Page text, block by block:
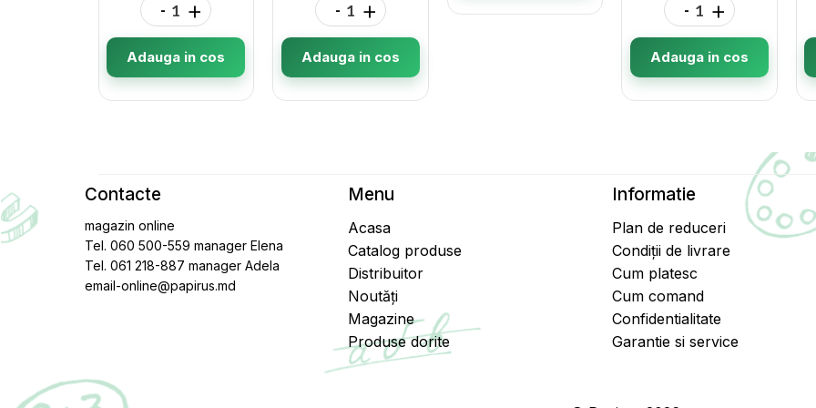
- +
Adauga in cos
- +
Adauga in cos
- +
Adauga in cos
Contacte
magazin online
Tel. 060 500-559 manager Elena
Tel. 061 218-887 manager Adela
email-online@papirus.md
Menu
Acasa
Catalog produse
Distribuitor
Noutăți
Magazine
Produse dorite
Informatie
Plan de reduceri
Condiții de livrare
Cum platesc
Cum comand
Confidentialitate
Garantie si service